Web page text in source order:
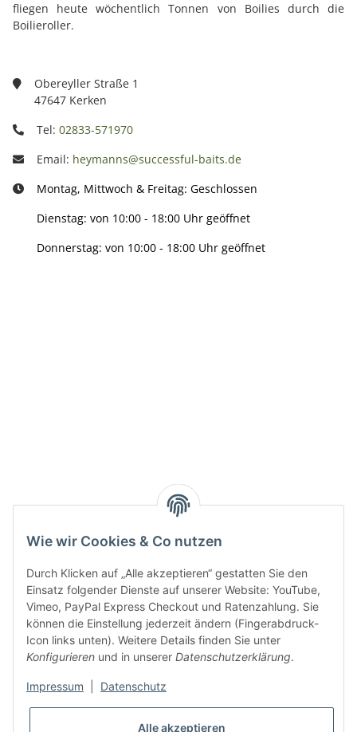
Wie wir Cookies & Co nutzen
Durch Klicken auf „Alle akzeptieren“ gestatten Sie den
Einsatz folgender Dienste auf unserer Website: YouTube,
Vimeo, PayPal Express Checkout und Ratenzahlung. Sie
können die Einstellung jederzeit ändern (Fingerabdruck-
Icon links unten). Weitere Details finden Sie unter
Konfigurieren und in unserer Datenschutzerklärung.
Impressum Datenschutz
Alle akzeptieren
fliegen heute wöchentlich Tonnen von Boilies durch die
Boilieroller.
Obereyller Straße 1
47647 Kerken
Tel: 02833-571970
Email: heymanns@successful-baits.de
Montag, Mittwoch & Freitag: Geschlossen
Dienstag: von 10:00 - 18:00 Uhr geöffnet
Donnerstag: von 10:00 - 18:00 Uhr geöffnet
Gesetzliche Informationen